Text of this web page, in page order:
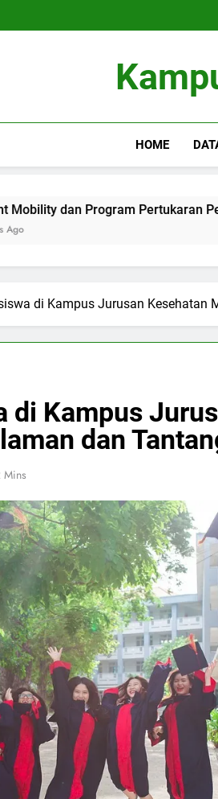
HOME
Program Pertukaran Pelajar:
di Kampus Jurusan Kesehatan
di Kampus
dan
Mins